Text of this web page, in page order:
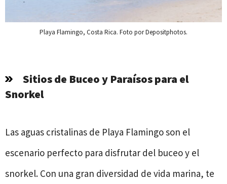
Playa Flamingo, Costa Rica. Foto por Depositphotos.
Sitios de Buceo y Paraísos para el
Snorkel
Las aguas cristalinas de Playa Flamingo son el
escenario perfecto para disfrutar del buceo y el
snorkel. Con una gran diversidad de vida marina, te